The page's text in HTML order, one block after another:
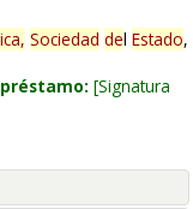
Sociedad del Estado,
Signatura